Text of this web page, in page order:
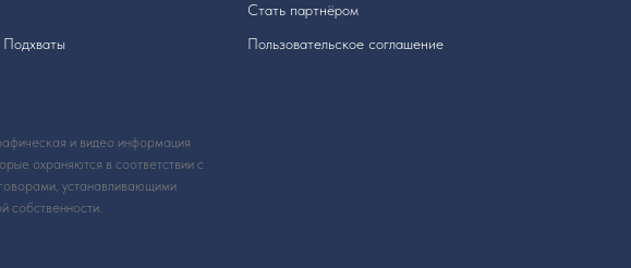
Стать партнёром
Пользовательское соглашение
и видео информация
охраняются в соответствии с
устанавливающими
собственности.